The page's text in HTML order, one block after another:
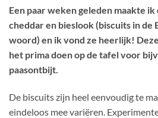
Een paar weken geleden maakte
cheddar en bieslook (biscuits in de
woord) en ik vond ze heerlijk!
het prima doen op de tafel voor
paasontbijt.
De biscuits zijn heel eenvoudig te
eindeloos mee variëren.